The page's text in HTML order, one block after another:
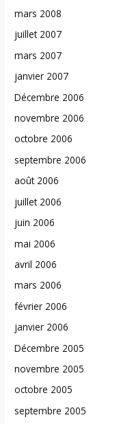
mars 2008
juillet 2007
mars 2007
janvier 2007
Décembre 2006
novembre 2006
octobre 2006
septembre 2006
août 2006
juillet 2006
juin 2006
mai 2006
avril 2006
mars 2006
février 2006
janvier 2006
Décembre 2005
novembre 2005
octobre 2005
septembre 2005